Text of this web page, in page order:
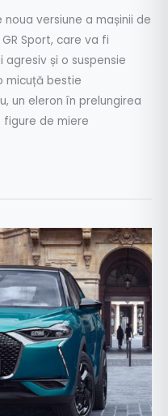
noua versiune a mașinii de
Sport, care va fi
agresiv și o suspensie
micuță bestie
un eleron în prelungirea
figure de miere